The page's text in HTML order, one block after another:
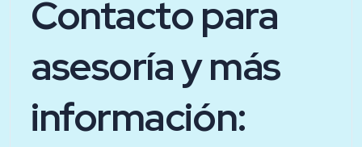
Contacto para
asesoría y más
información: